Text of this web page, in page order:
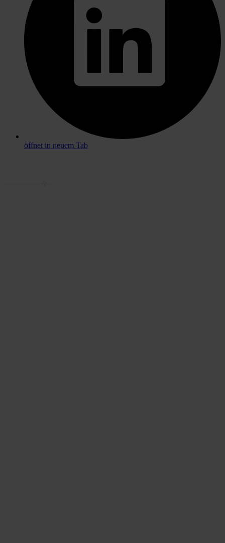
öffnet in neuem Tab